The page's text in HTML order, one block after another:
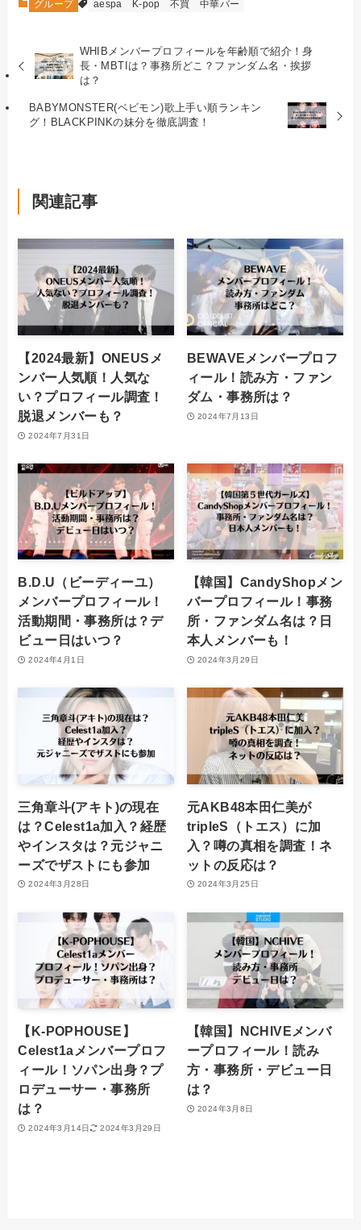
グループ aespa K-pop 不買 中華バー
WHIBメンバープロフィールを年齢順で紹介！身
長・MBTIは？事務所どこ？ファンダム名・挨拶
は？
BABYMONSTER(ベビモン)歌上手い順ランキン
グ！BLACKPINKの妹分を徹底調査！
関連記事
【2024最新】ONEUSメ
ンバー人気順！人気な
い？プロフィール調査！
脱退メンバーも？
2024年7月31日
BEWAVEメンバープロフ
ィール！読み方・ファン
ダム・事務所は？
2024年7月13日
B.D.U（ビーディーユ）
メンバープロフィール！
活動期間・事務所は？デ
ビュー日はいつ？
2024年4月1日
【韓国】CandyShopメン
バープロフィール！事務
所・ファンダム名は？日
本人メンバーも！
2024年3月29日
三角章斗(アキト)の現在
は？Celest1a加入？経歴
やインスタは？元ジャニ
ーズでザストにも参加
2024年3月28日
元AKB48本田仁美が
tripleS（トエス）に加
入？噂の真相を調査！ネ
ットの反応は？
2024年3月25日
【K-POPHOUSE】
Celest1aメンバープロフ
ィール！ソパン出身？プ
ロデューサー・事務所
は？
2024年3月14日 2024年3月29日
【韓国】NCHIVEメンバ
ープロフィール！読み
方・事務所・デビュー日
は？
2024年3月8日